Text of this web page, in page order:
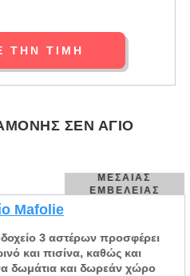
ΤΗΝ ΤΙΜΉ
ΣΕΝ ΆΓΙΟ
ΜΕΣΑΊΑΣ
ΕΜΒΈΛΕΙΑΣ
Mafolie
3 αστέρων προσφέρει
και πισίνα, καθώς και
δωμάτια και δωρεάν χώρο